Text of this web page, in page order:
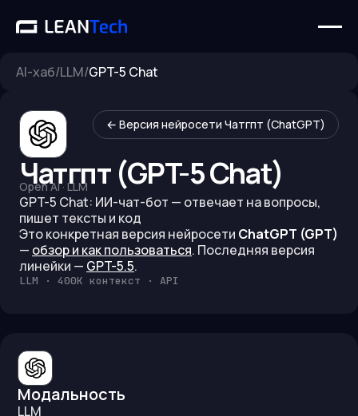
AI-хаб/LLM/GPT-5 Chat
← Версия нейросети Чатгпт (ChatGPT)
Чатгпт (GPT-5 Chat)
Open AI · LLM
GPT-5 Chat: ИИ-чат-бот — отвечает на вопросы,
пишет тексты и код
Это конкретная версия нейросети ChatGPT (GPT)
— обзор и как пользоваться. Последняя версия
линейки — GPT-5.5.
LLM · 400K контекст · API
Модальность
LLM